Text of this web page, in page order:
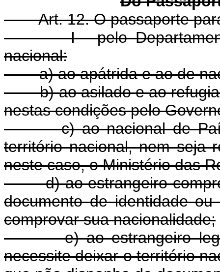
Art. 12. O passaporte
I - pelo Departamento
nacional:
a) ao apátrida e ao de
b) ao asilado e ao
nestas condições pelo
c) ao nacional de País
território nacional, nem seja
neste caso, o Ministério das
d) ao estrangeiro
documento de identidade
comprovar sua nacionalidade;
e) ao estrangeiro
necessite deixar o território